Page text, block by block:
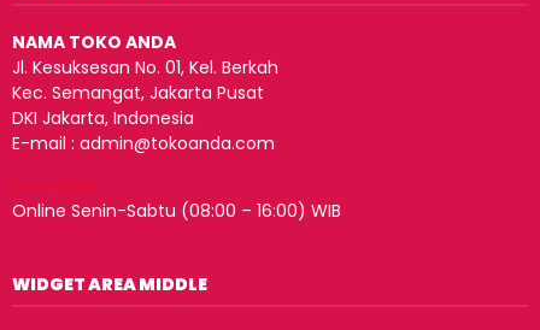
NAMA TOKO ANDA
Jl. Kesuksesan No. 01, Kel. Berkah
Kec. Semangat, Jakarta Pusat
DKI Jakarta, Indonesia
E-mail : admin@tokoanda.com
Online Senin-Sabtu (08:00 – 16:00) WIB
WIDGET AREA MIDDLE